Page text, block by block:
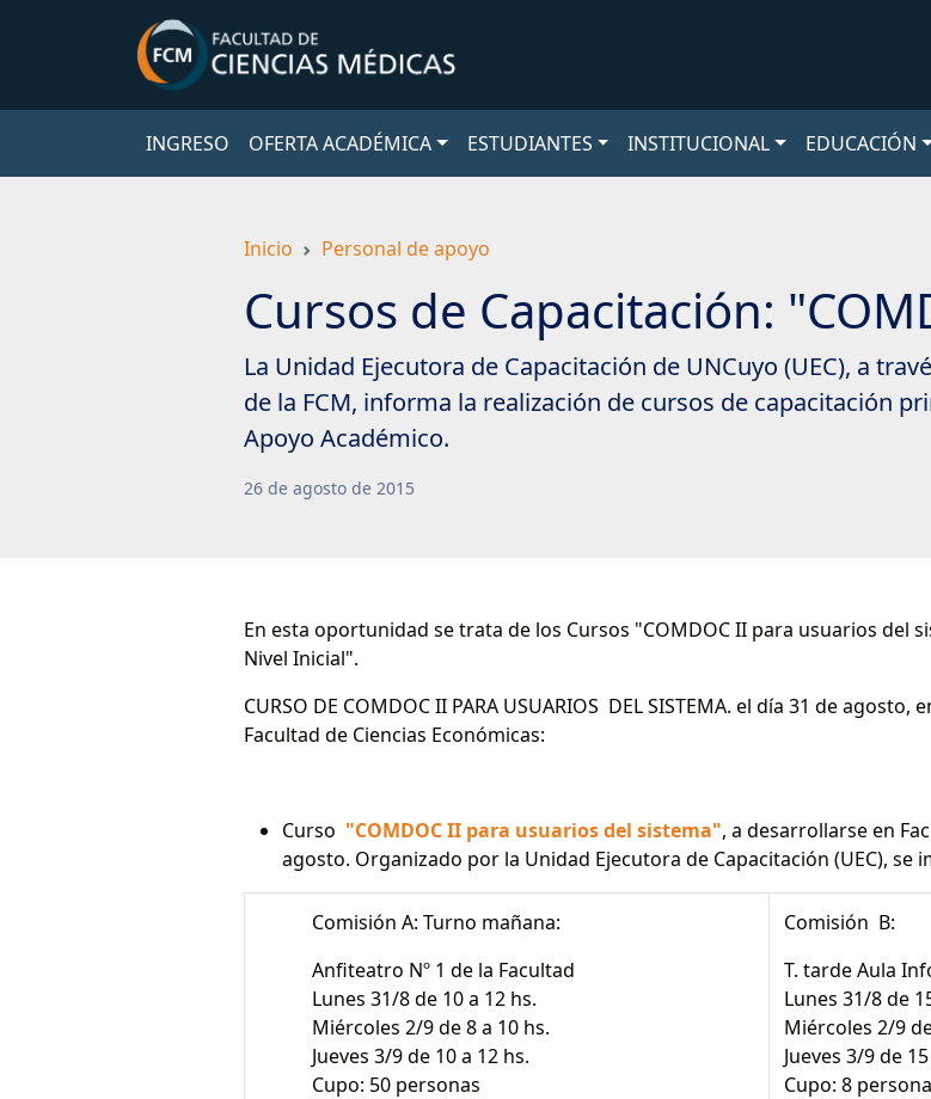
INGRESO OFERTA ACADÉMICA ESTUDIANTES INSTITUCIONAL EDUCACIÓN
Inicio Personal de apoyo
Cursos de Capacitación:
La Unidad Ejecutora de Capacitación de UNCuyo (UEC), a
de la FCM, informa la realización de cursos de capacitación
Apoyo Académico.
26 de agosto de 2015
En esta oportunidad se trata de los Cursos "COMDOC II para usuarios del
Nivel Inicial".
CURSO DE COMDOC II PARA USUARIOS DEL SISTEMA. el día 31 de agosto,
Facultad de Ciencias Económicas:
Curso "COMDOC II para usuarios del sistema", a desarrollarse en
agosto. Organizado por la Unidad Ejecutora de Capacitación (UEC), se
Comisión A: Turno mañana:
Anfiteatro Nº 1 de la Facultad
Lunes 31/8 de 10 a 12 hs.
Miércoles 2/9 de 8 a 10 hs.
Jueves 3/9 de 10 a 12 hs.
Cupo: 50 personas
Comisión B:
T. tarde Aula
Lunes 31/8 de
Miércoles 2/9
Jueves 3/9 de
Cupo: 8